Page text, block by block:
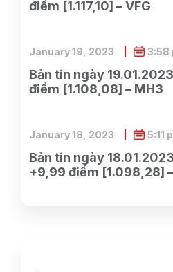
điểm [1.117,10] – VFG
Bản tin ngày
điểm [1.108,08] – MH3
January 19, 2023 3:58
Bản tin ngày
+9,99 điểm [1.098,28]
January 18, 2023 5:11